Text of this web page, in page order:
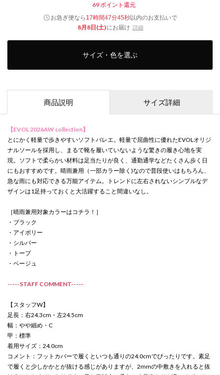
69ポイント還元
お急ぎ便なら 17時間47分44秒以内のお支払いで
8月8日(土)にお届け 詳細
サイズ・色を選ぶ
商品説明 サイズ詳細
【EVOL 2026AW collection】
とにかく軽量で歩きやすいソフトバレエ。軽量で屈曲性に優れたEVOLオリジ
ナルソールを採用し、まるで靴を履いていないような驚きの履き心地を実
現。ソフトで柔らかい材料は足当たりが良く、通勤通学などたくさん歩く日
にもおすすめです。晴雨兼用（一部カラー除く)なので普段使いはもちろん、
急な雨にも対応できる万能アイテム。トレンドに左右されないシンプルなデ
ザインは1足持っておくと大活躍すること間違いなし。
［晴雨兼用対象カラーはコチラ！］
・ブラック
・アイボリー
・シルバー
・トープ
・ベージュ
-----STAFF COMMENT-----
【スタッフW】
足長：右24.3cm・左24.5cm
幅：やや細め・C
甲：標準
着用サイズ：24.0cm
コメント：フットカバーで履くといつも通りの24.0cmでぴったりです。素足
で履くと少しかかとが抜ける感じがありますが、2mmの中敷きを入れると抜